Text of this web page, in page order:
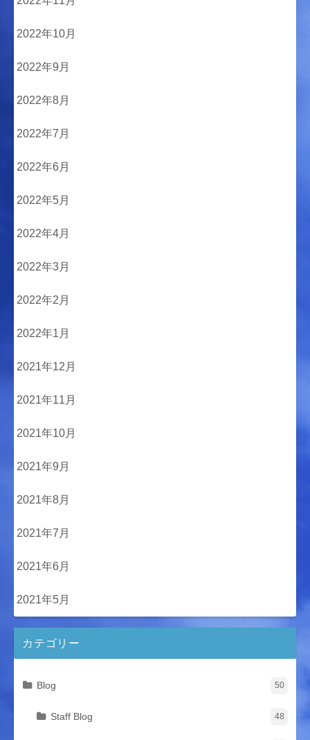
2022年10月
2022年9月
2022年8月
2022年7月
2022年6月
2022年5月
2022年4月
2022年3月
2022年2月
2022年1月
2021年12月
2021年11月
2021年10月
2021年9月
2021年8月
2021年7月
2021年6月
2021年5月
カテゴリー
Blog 50
Staff Blog 48